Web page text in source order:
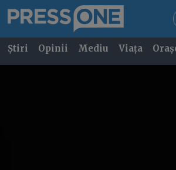
Știri Opinii Mediu Viața